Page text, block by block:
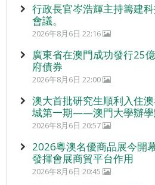
行政長官岑浩輝主持籌建
會議。
2026年8月6日 22:16
廣東省在澳門成功發行25
府債券
2026年8月6日 22:00
澳大首批研究生順利入住澳
城第一期——澳門大學辦學
2026年8月6日 20:57
2026粵澳名優商品展今開
發揮會展商貿平台作用
2026年8月6日 20:45